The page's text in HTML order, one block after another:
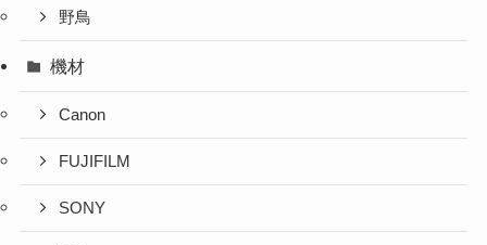
野鳥
機材
Canon
FUJIFILM
SONY